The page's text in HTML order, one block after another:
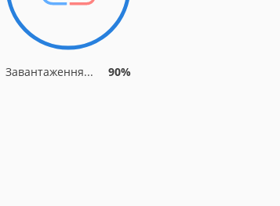
Завантаження... 90%